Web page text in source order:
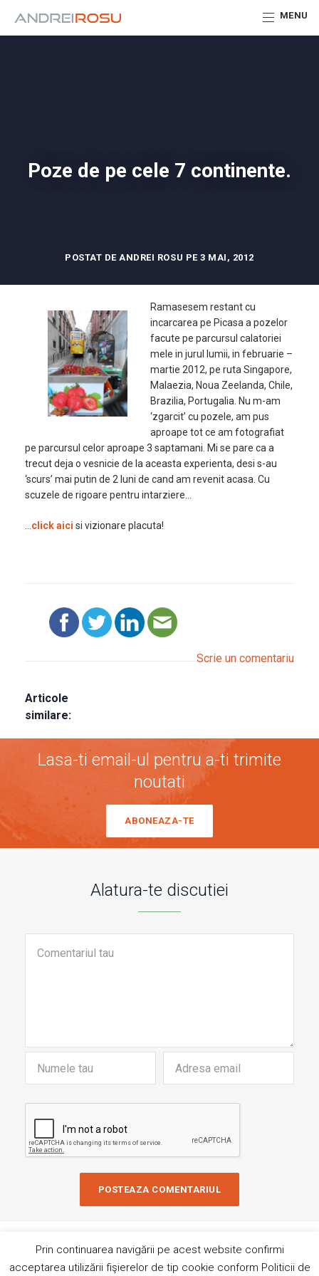
MENU
Poze de pe cele 7 continente.
POSTAT DE ANDREI ROSU PE 3 MAI, 2012
Ramasesem restant cu
incarcarea pe Picasa a pozelor
facute pe parcursul calatoriei
mele in jurul lumii, in februarie –
martie 2012, pe ruta Singapore,
Malaezia, Noua Zeelanda, Chile,
Brazilia, Portugalia. Nu m-am
‘zgarcit’ cu pozele, am pus
aproape tot ce am fotografiat
pe parcursul celor aproape 3 saptamani. Mi se pare ca a
trecut deja o vesnicie de la aceasta experienta, desi s-au
‘scurs’ mai putin de 2 luni de cand am revenit acasa. Cu
scuzele de rigoare pentru intarziere…
click aici si vizionare placuta!
Scrie un comentariu
Articole
similare:
Lasa-ti email-ul pentru a-ti trimite
noutati
ABONEAZA-TE
Alatura-te discutiei
Contact
Site de84colors
Prin continuarea navigării pe acest website confirmi
acceptarea utilizării fişierelor de tip cookie conform Politicii de